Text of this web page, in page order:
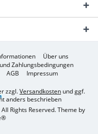
Über uns
Zahlungsbedingungen
AGB Impressum
zzgl.Versandkosten und ggf.
anders beschrieben
Rights Reserved. Theme by